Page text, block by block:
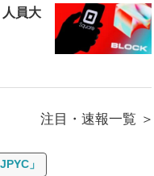
員大
注目・速報一覧
」